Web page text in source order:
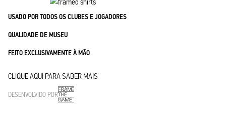
USADO POR TODOS OS CLUBES E JOGADORES
QUALIDADE DE MUSEU
FEITO EXCLUSIVAMENTE À MÃO
CLIQUE AQUI PARA SABER MAIS
DESENVOLVIDO POR